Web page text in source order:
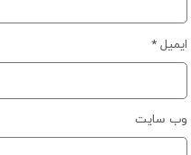
ایمیل*
وب‌ سایت